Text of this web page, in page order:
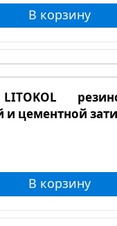
В корзину
и цементной
В корзину